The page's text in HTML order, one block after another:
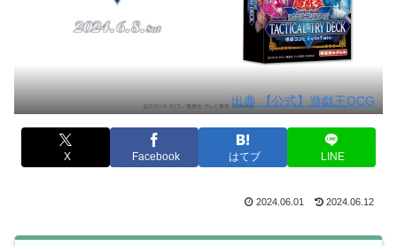
出典:【公式】遊戯王OCG
X Facebook はてブ LINE
2024.06.01 2024.06.12